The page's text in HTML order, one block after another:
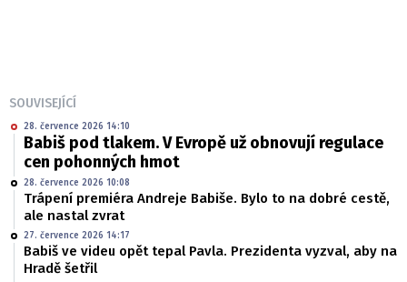
SOUVISEJÍCÍ
28. července 2026 14:10
Babiš pod tlakem. V Evropě už obnovují regulace
cen pohonných hmot
28. července 2026 10:08
Trápení premiéra Andreje Babiše. Bylo to na dobré cestě,
ale nastal zvrat
27. července 2026 14:17
Babiš ve videu opět tepal Pavla. Prezidenta vyzval, aby na
Hradě šetřil